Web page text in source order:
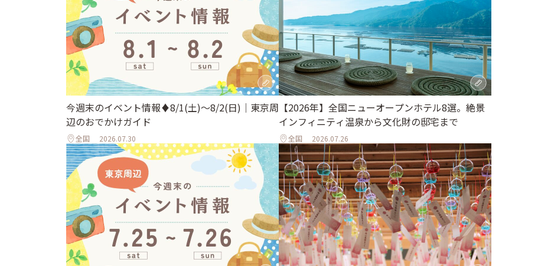
今週末のイベント情報♦︎8/1(土)〜8/2(日)｜東京周
辺のおでかけガイド
全国 2026.07.30
【2026年】全国ニューオープンホテル8選。絶景
インフィニティ温泉から文化財の邸宅まで
全国 2026.07.26